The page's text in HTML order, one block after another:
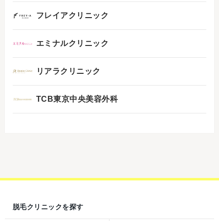
フレイアクリニック
エミナルクリニック
リアラクリニック
TCB東京中央美容外科
脱毛クリニックを探す